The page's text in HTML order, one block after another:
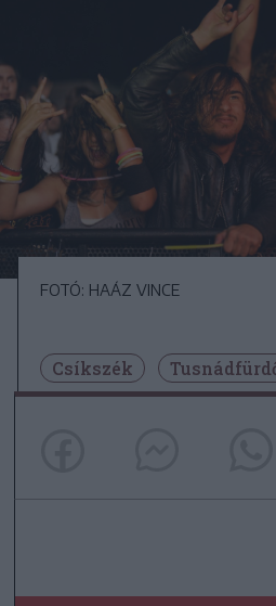
FOTÓ: HAÁZ VINCE
Csíkszék